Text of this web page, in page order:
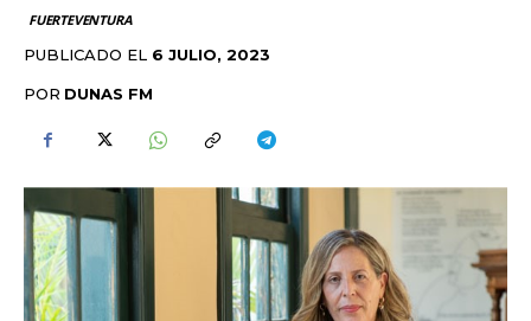
FUERTEVENTURA
PUBLICADO EL 6 JULIO, 2023
POR DUNAS FM